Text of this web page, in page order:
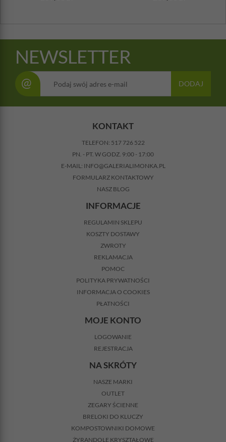
NEWSLETTER
@ DODAJ
KONTAKT
TELEFON: 517 726 522
PN. - PT. W GODZ. 9:00 - 17:00
E-MAIL: INFO@GALERIALIMONKA.PL
FORMULARZ KONTAKTOWY
NASZ BLOG
INFORMACJE
REGULAMIN SKLEPU
KOSZTY DOSTAWY
ZWROTY
REKLAMACJA
POMOC
POLITYKA PRYWATNOŚCI
INFORMACJA O COOKIES
PŁATNOŚCI
MOJE KONTO
LOGOWANIE
REJESTRACJA
NA SKRÓTY
NASZE MARKI
OUTLET
ZEGARY ŚCIENNE
BRELOKI DO KLUCZY
KOMPOSTOWNIKI DOMOWE
ŻYRANDOLE KRYSZTAŁOWE